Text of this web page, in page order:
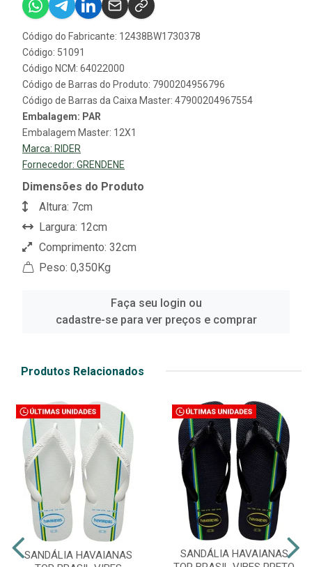
Código do Fabricante: 12438BW1730378
Código: 51091
Código NCM: 64022000
Código de Barras do Produto: 7900204956796
Código de Barras da Caixa Master: 47900204967554
Embalagem: PAR
Embalagem Master: 12X1
Marca: RIDER
Fornecedor: GRENDENE
Dimensões do Produto
Altura: 7cm
Largura: 12cm
Comprimento: 32cm
Peso: 0,350Kg
Faça seu login ou
cadastre-se para ver preços e comprar
Produtos Relacionados
SANDÁLIA HAVAIANAS
SANDÁLIA HAVAIANAS